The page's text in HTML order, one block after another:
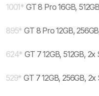
1001* GT 8 Pro 16GB,
895* GT 8 Pro 12GB,
624* GT 7 12GB, 512GB, 2x
529* GT 7 12GB, 256GB, 2x